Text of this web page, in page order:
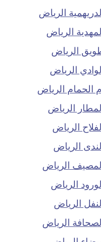
الرياض
الرياض
الرياض
الرياض
الرياض
الرياض
الرياض
الرياض
الرياض
الرياض
الرياض
الرياض